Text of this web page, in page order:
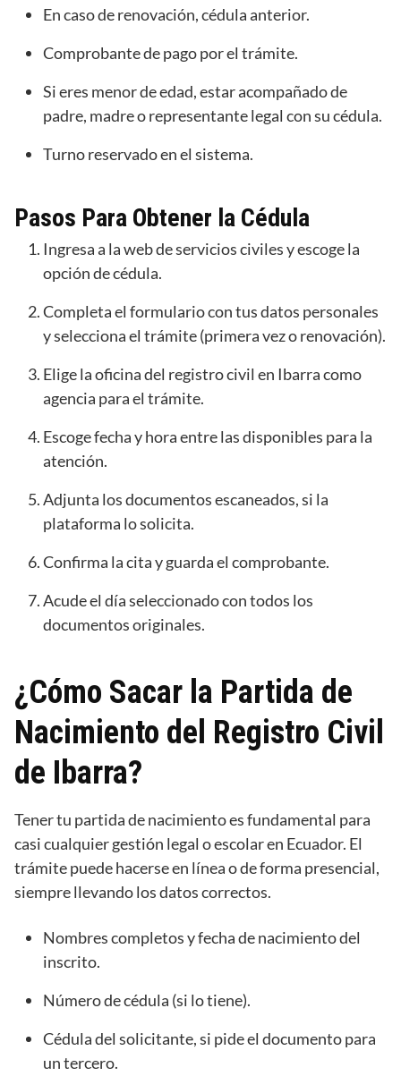
En caso de renovación, cédula anterior.
Comprobante de pago por el trámite.
Si eres menor de edad, estar acompañado de
padre, madre o representante legal con su cédula.
Turno reservado en el sistema.
Pasos Para Obtener la Cédula
Ingresa a la web de servicios civiles y escoge la
opción de cédula.
Completa el formulario con tus datos personales
y selecciona el trámite (primera vez o renovación).
Elige la oficina del registro civil en Ibarra como
agencia para el trámite.
Escoge fecha y hora entre las disponibles para la
atención.
Adjunta los documentos escaneados, si la
plataforma lo solicita.
Confirma la cita y guarda el comprobante.
Acude el día seleccionado con todos los
documentos originales.
¿Cómo Sacar la Partida de
Nacimiento del Registro Civil
de Ibarra?
Tener tu partida de nacimiento es fundamental para
casi cualquier gestión legal o escolar en Ecuador. El
trámite puede hacerse en línea o de forma presencial,
siempre llevando los datos correctos.
Nombres completos y fecha de nacimiento del
inscrito.
Número de cédula (si lo tiene).
Cédula del solicitante, si pide el documento para
un tercero.